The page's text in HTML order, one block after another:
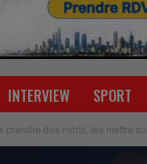
INTERVIEW SPORT
prendre des morts, les mettre